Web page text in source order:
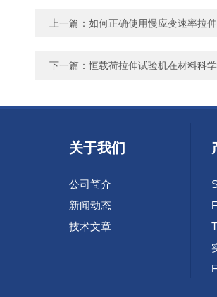
上一篇： 如何正确使用慢应变速率拉
下一篇：恒载荷拉伸试验机在材料科
关于我们
公司简介
新闻动态
技术文章